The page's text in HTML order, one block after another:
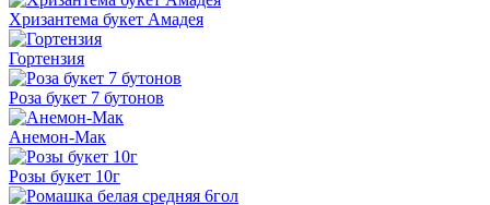
Хризантема букет Амадея
Гортензия
Роза букет 7 бутонов
Анемон-Мак
Розы букет 10г